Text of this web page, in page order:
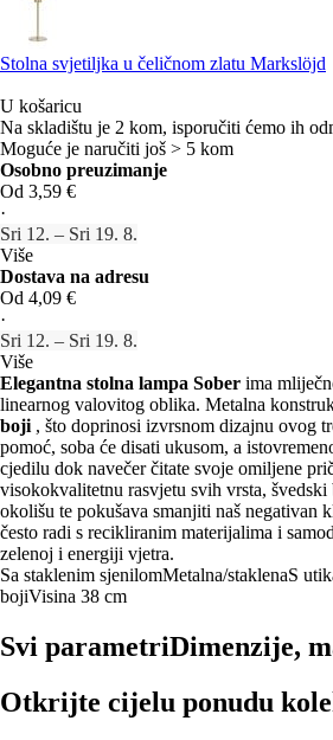
Stolna svjetiljka u čeličnom zlatu Markslöjd
U košaricu
Na skladištu je 2 kom, isporučiti ćemo ih
Moguće je naručiti još > 5 kom
Osobno preuzimanje
Od 3,59 €
·
Sri 12. – Sri 19. 8.
Više
Dostava na adresu
Od 4,09 €
·
Sri 12. – Sri 19. 8.
Više
Elegantna stolna lampa Sober ima
linearnog valovitog oblika. Metalna
boji , što doprinosi izvrsnom dizajnu ovog
pomoć, soba će disati ukusom, a
cjedilu dok navečer čitate svoje omiljene
visokokvalitetnu rasvjetu svih vrsta,
okolišu te pokušava smanjiti naš negativan
često radi s recikliranim materijalima i
zelenoj i energiji vjetra.
Sa staklenim sjenilomMetalna/staklenaS
bojiVisina 38 cm
Svi parametriDimenzije,
Otkrijte cijelu ponudu